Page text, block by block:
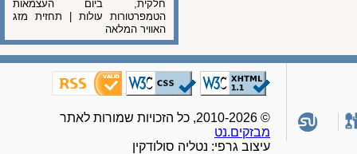
חלקית, ביום העצמאות
הטמפרטורות עולות | תחזית מזג
האוויר המלאה
מבזקים.נט
עיצוב גרפי: נטליה סולודקין